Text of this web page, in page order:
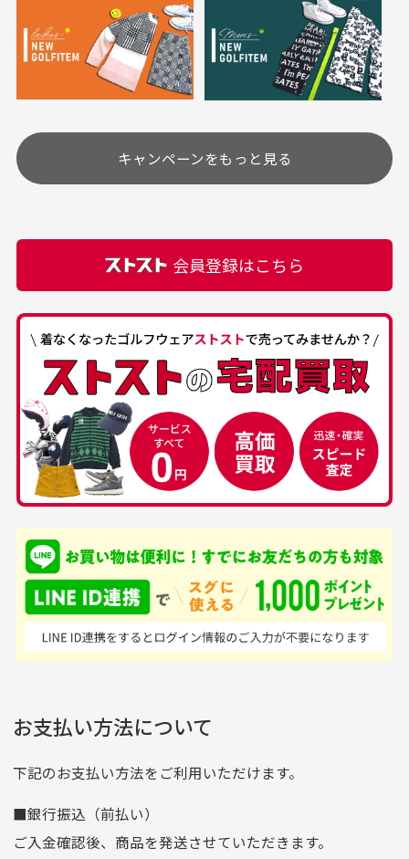
30代女性
高価なブルゾンがお
購入できました。状態も
最高でした。
30代女性
いつも素敵な商品を
す
商品をありがとうござい
ます。
30代男性
中古ゴルフウェアの
品揃えがすごい
て、ここまでゴルフブラ
ンドの取り扱いがあるの
はすごい。 毎日たくさ
んの商品がアップされて
いるので新作チェックす
50代男性
安心して中古ウェア
を買えるお店です
品ですが綺麗に梱包され
ており商品を大切にして
いる感が伝わってきまし
た 「フロント部分に汚
れあり」と記載ありまし
[…]
ご注文下さいませ。
定休日はありますか？
土.日.祝日は定休日となっております。
その他の休日につきましてはサイト上にて告知させて
頂きます。
カートの有効時間はありますか？
は自動的にカート内の商品が削除されますのでご注意
下さい。
お気に入り機能をご利用下さい。
ユーズド商品の特性故、メンテンスを行っておりま
すが、におい（煙草、香水、お香、古着特有の香
り、柔軟剤等)が付着している場合がございます。
付属品について
付属品の記載につきましては、弊社に入荷した時点
ある場合もございます。
経年劣化について
当店では商品の管理には細心の注意を払っておりま
すが、経年により素材の劣化やパーツの強度低下が
生じている場合がございます。
銀行振込（前払い）
入金確認後商品発送となります。
※土曜、日曜、祝日は入金確認及び発送業務は致しておりま
せん。
尚、お振込み手数料はお客様ご負担となります。入金確認後
商品発送となります。
ご注文頂いてから7日以内をお振込み期限とさせ
りますのでご了承くださいませ。
支店名
和歌山支店
口座種別
普通
口座番号
0255557
申し込まれた商品と届いた商品が異なっている場合
商品説明に記載されていない汚れやダメージがある商品
の場合
キャンペーンをもっと見る
会員登録はこちら
お支払い方法について
下記のお支払い方法をご利用いただけます。
■銀行振込（前払い）
ご入金確認後、商品を発送させていただきます。